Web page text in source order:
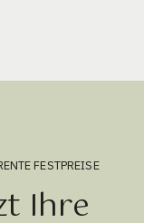
FESTPREISE
Ihre